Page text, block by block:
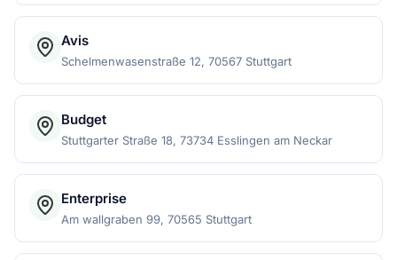
Avis
Schelmenwasenstraße 12, 70567 Stuttgart
Budget
Stuttgarter Straße 18, 73734 Esslingen am Neckar
Enterprise
Am wallgraben 99, 70565 Stuttgart